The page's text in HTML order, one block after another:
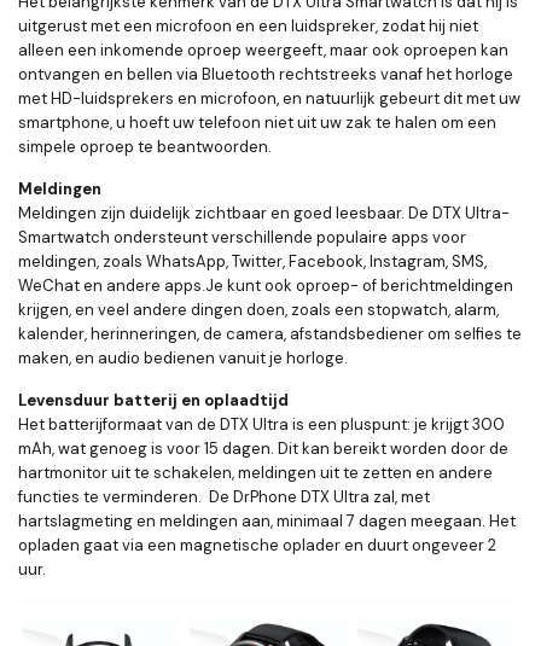
uitgerust met een microfoon en een luidspreker, zodat hij niet
alleen een inkomende oproep weergeeft, maar ook oproepen kan
ontvangen en bellen via Bluetooth rechtstreeks vanaf het horloge
met HD-luidsprekers en microfoon, en natuurlijk gebeurt dit met uw
smartphone, u hoeft uw telefoon niet uit uw zak te halen om een ​​
simpele oproep te beantwoorden.
Meldingen
Meldingen zijn duidelijk zichtbaar en goed leesbaar. De DTX Ultra-
Smartwatch ondersteunt verschillende populaire apps voor
meldingen, zoals WhatsApp, Twitter, Facebook, Instagram, SMS,
WeChat en andere apps.Je kunt ook oproep- of berichtmeldingen
krijgen, en veel andere dingen doen, zoals een stopwatch, alarm,
kalender, herinneringen, de camera, afstandsbediener om selfies te
maken, en audio bedienen vanuit je horloge.
Levensduur batterij en oplaadtijd
Het batterijformaat van de DTX Ultra is een pluspunt: je krijgt 300
mAh, wat genoeg is voor 15 dagen. Dit kan bereikt worden door de
hartmonitor uit te schakelen, meldingen uit te zetten en andere
functies te verminderen. De DrPhone DTX Ultra zal, met
hartslagmeting en meldingen aan, minimaal 7 dagen meegaan. Het
opladen gaat via een magnetische oplader en duurt ongeveer 2
uur.